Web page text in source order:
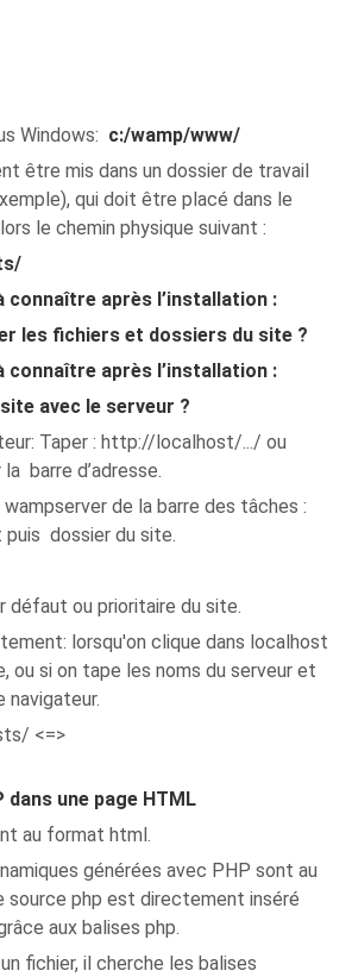
Windows: c:/wamp/www/
être mis dans un dossier de travail
qui doit être placé dans le
le chemin physique suivant :
connaître après l’installation :
les fichiers et dossiers du site ?
connaître après l’installation :
avec le serveur ?
Taper : http://localhost/.../ ou
barre d’adresse.
de la barre des tâches :
dossier du site.
défaut ou prioritaire du site.
lorsqu'on clique dans localhost
ou si on tape les noms du serveur et
navigateur.
<=>
une page HTML
au format html.
générées avec PHP sont au
source php est directement inséré
aux balises php.
fichier, il cherche les balises